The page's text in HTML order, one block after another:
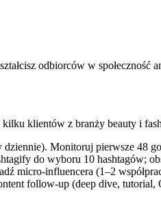
odbiorców w społeczność
kilku klientów z branży beauty i
Monitoruj pierwsze 48
do wyboru 10 hashtagów;
(1–2
follow‑up (deep dive, tutorial,